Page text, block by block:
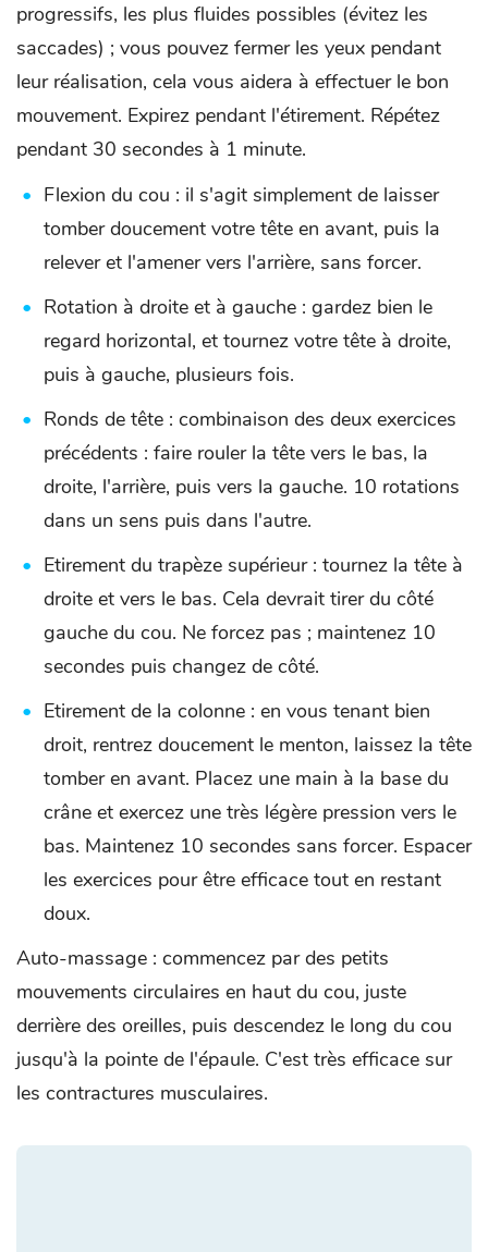
progressifs, les plus fluides possibles (évitez les
saccades) ; vous pouvez fermer les yeux pendant
leur réalisation, cela vous aidera à effectuer le bon
mouvement. Expirez pendant l'étirement. Répétez
pendant 30 secondes à 1 minute.
Flexion du cou : il s'agit simplement de laisser
tomber doucement votre tête en avant, puis la
relever et l'amener vers l'arrière, sans forcer.
Rotation à droite et à gauche : gardez bien le
regard horizontal, et tournez votre tête à droite,
puis à gauche, plusieurs fois.
Ronds de tête : combinaison des deux exercices
précédents : faire rouler la tête vers le bas, la
droite, l'arrière, puis vers la gauche. 10 rotations
dans un sens puis dans l'autre.
Etirement du trapèze supérieur : tournez la tête à
droite et vers le bas. Cela devrait tirer du côté
gauche du cou. Ne forcez pas ; maintenez 10
secondes puis changez de côté.
Etirement de la colonne : en vous tenant bien
droit, rentrez doucement le menton, laissez la tête
tomber en avant. Placez une main à la base du
crâne et exercez une très légère pression vers le
bas. Maintenez 10 secondes sans forcer. Espacer
les exercices pour être efficace tout en restant
doux.
Auto-massage : commencez par des petits
mouvements circulaires en haut du cou, juste
derrière des oreilles, puis descendez le long du cou
jusqu'à la pointe de l'épaule. C'est très efficace sur
les contractures musculaires.